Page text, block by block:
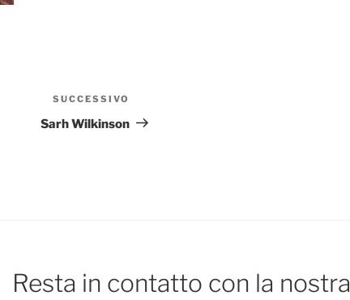
successivo
SUCCESSIVO
Sarh Wilkinson
Resta in contatto con la nostra